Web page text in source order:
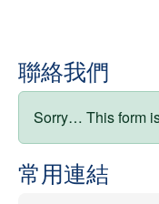
聯絡我們
狀態訊息
Sorry… This form
常用連結